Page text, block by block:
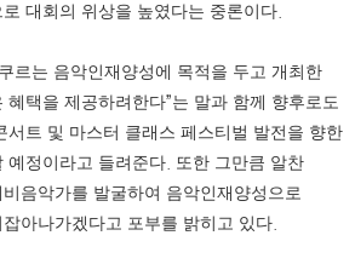
대회의 위상을 높였다는 중론이다
르는 음악인재양성에 목적을 두고 개최한
혜택을 제공하려한다”는 말과 함께 향후로도
서트 및 마스터 클래스 페스티벌 발전을 향한
예정이라고 들려준다 또한 그만큼 알찬
음악가를 발굴하여 음악인재양성으로
아나가겠다고 포부를 밝히고 있다